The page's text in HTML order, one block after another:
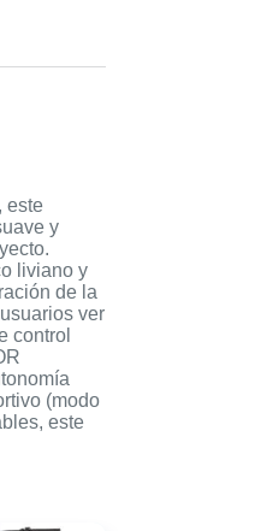
este
y
liviano y
de la
ver
control
(modo
este